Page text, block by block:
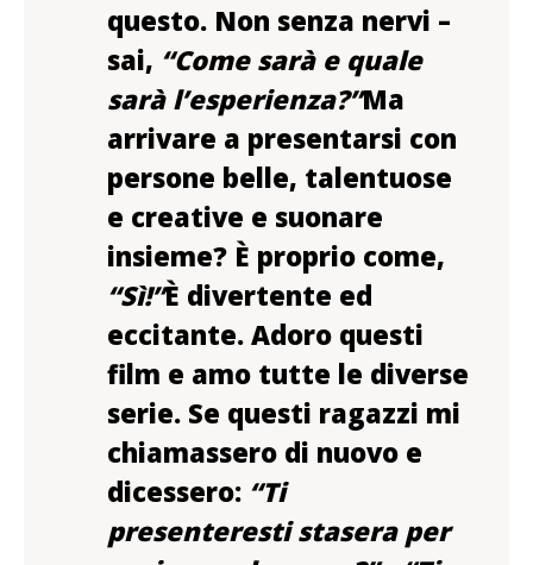
questo. Non senza nervi –
sai, “Come sarà e quale
sarà l’esperienza?”Ma
arrivare a presentarsi con
persone belle, talentuose
e creative e suonare
insieme? È proprio come,
“Sì!”È divertente ed
eccitante. Adoro questi
film e amo tutte le diverse
serie. Se questi ragazzi mi
chiamassero di nuovo e
dicessero: “Ti
presenteresti stasera per